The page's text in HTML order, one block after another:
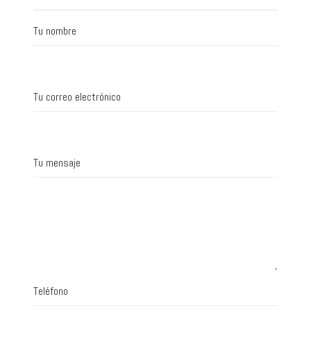
Tu nombre
Tu correo electrónico
Tu mensaje
Teléfono